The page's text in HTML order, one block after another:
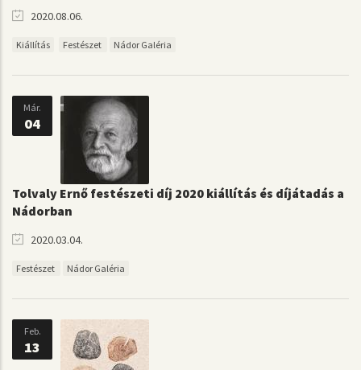
2020.08.06.
Kiállítás Festészet Nádor Galéria
Már.
04
Tolvaly Ernő festészeti díj 2020 kiállítás és díjátadás a
Nádorban
2020.03.04.
Festészet Nádor Galéria
Feb.
13